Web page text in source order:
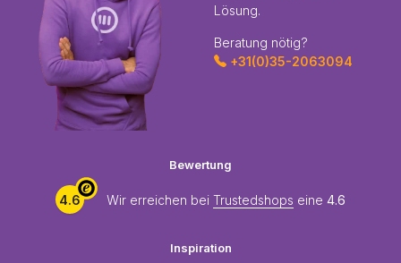
Lösung.
Beratung nötig?
+31(0)35-2063094
Bewertung
4.6 Wir erreichen bei Trustedshops eine 4.6
Inspiration